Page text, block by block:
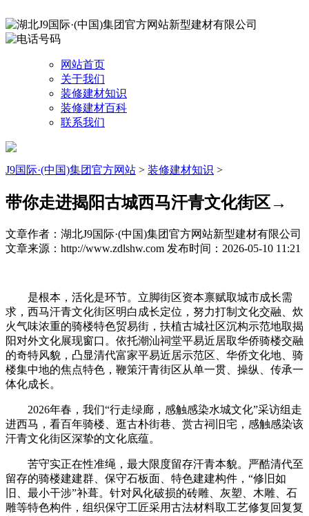
网站首页
关于我们
装修建材知识
装修建材百科
联系我们
J9国际·(中国)集团官方网站 > 装修建材知识 >
带你走进揭阳古城西马汗青文化街区→
文章作者：湖北J9国际·(中国)集团官方网站新型建材有限公司
文章来源：http://www.zdlshw.com 发布时间：2026-05-10 11:21
是根本，活化是环节。立脚街区资本禀赋取城市成长需
求，西马汗青文化街区明白成长定位，努力打制文化交融、炊
火气味浓重的骑楼特色贸易街，扶植古城社区沉构示范地取揭
阳对外文化展现窗口。依托潮汕祠堂平易近居取华侨骑楼交融
的奇特风貌，凸显清代富家平易近居示范区、华侨文化地、骑
楼集中地的焦点特色，鞭策汗青街区从单一贯、操纵、传承一
体化成长。
2026年春，我们“行走绿廊，感触感染水城文化”采访组走
进西马，看百年骑楼、逛古朴街巷、赏古祠旧宅，感触感染该
汗青文化街区深挚的文化底蕴。
苦守实正在性准绳，最大限度留存汗青本貌。严酷清代至
留存的骑楼建建群、保守石板面、特色建建构件，“修旧如
旧、最小干涉”补葺。针对风化破损的砖雕、灰塑、木雕、石
雕等特色构件，组织保守工匠采用古法材料取工艺修复回复复